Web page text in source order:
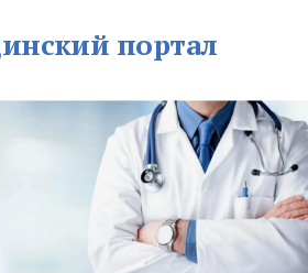
портал